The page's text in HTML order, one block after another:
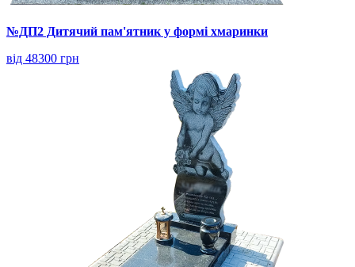
№ДП2 Дитячий пам'ятник у формі хмаринки
від 48300 грн